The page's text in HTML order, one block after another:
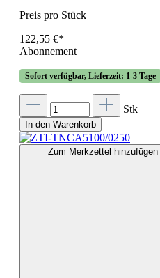
Preis pro Stück
122,55 €*
Abonnement
Sofort verfügbar, Lieferzeit: 1-3 Tage
Stk
In den Warenkorb
Zum Merkzettel hinzufügen